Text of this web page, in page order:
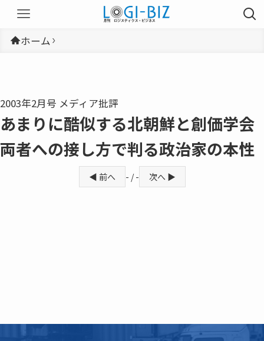
ホーム
2003年2月号 メディア批評
あまりに酷似する北朝鮮と創価学会
両者への接し方で判る政治家の本性
◀ 前へ - / - 次へ ▶